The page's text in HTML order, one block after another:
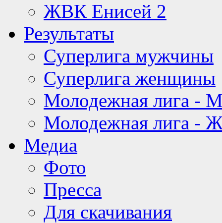
ЖВК Енисей 2
Результаты
Суперлига мужчины
Суперлига женщины
Молодежная лига -
Молодежная лига -
Медиа
Фото
Пресса
Для скачивания